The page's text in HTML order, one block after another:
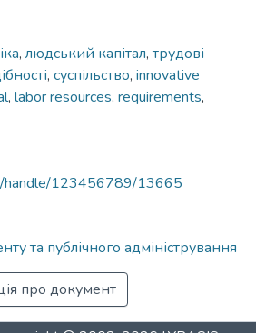
, людський капітал, трудові
, суспільство, innovative
, labor resources, requirements,
handle/123456789/13665
та публічного адміністрування
про документ